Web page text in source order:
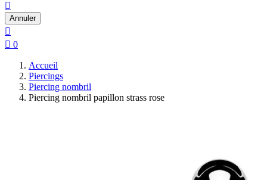

Annuler

 0
Accueil
Piercings
Piercing nombril
Piercing nombril papillon strass rose